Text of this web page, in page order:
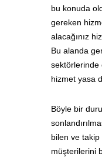
bu konuda
gereken
alacağınız
Bu alanda
sektörlerinde
hizmet yasa
Böyle bir
bilen ve takip
müşterilerini